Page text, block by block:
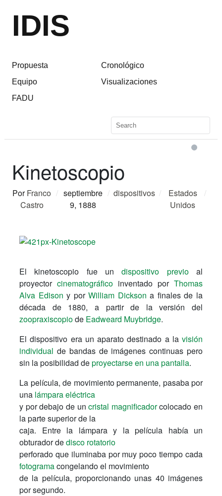
IDIS
Propuesta
Equipo
FADU
Cronológico
Visualizaciones
Kinetoscopio
PorFranco
Castro
/ septiembre
9, 1888
/ dispositivos /
Estados
Unidos
/
El kinetoscopio fue undispositivo previoal
proyector cinematográfico inventado por Thomas
Alva Edisony porWilliam Dickson a finales de la
década de 1880, a partir de la versión del
zoopraxiscopiode Eadweard Muybridge.
El dispositivo era un aparato destinado a la visión
individual de bandas de imágenes continuas pero
sin la posibilidad deproyectarse en una pantalla.
La película, de movimiento permanente, pasaba por
una lámpara eléctrica
y por debajo de uncristal magnificadorcolocado en
la parte superior de la
caja. Entre la lámpara y la película había un
obturador dedisco rotatorio
perforado que iluminaba por muy poco tiempo cada
fotogramacongelando el movimiento
de la película, proporcionando unas 40 imágenes
por segundo.